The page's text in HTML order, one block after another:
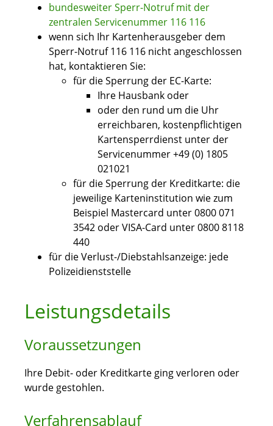
bundesweiter Sperr-Notruf mit der
zentralen Servicenummer 116 116
wenn sich Ihr Kartenherausgeber dem
Sperr-Notruf 116 116 nicht angeschlossen
hat, kontaktieren Sie:
für die Sperrung der EC-Karte:
Ihre Hausbank oder
oder den rund um die Uhr
erreichbaren, kostenpflichtigen
Kartensperrdienst unter der
Servicenummer +49 (0) 1805
021021
für die Sperrung der Kreditkarte: die
jeweilige Karteninstitution wie zum
Beispiel Mastercard unter 0800 071
3542 oder VISA-Card unter 0800 8118
440
für die Verlust-/Diebstahlsanzeige: jede
Polizeidienststelle
Leistungsdetails
Voraussetzungen
Ihre Debit- oder Kreditkarte ging verloren oder
wurde gestohlen.
Verfahrensablauf